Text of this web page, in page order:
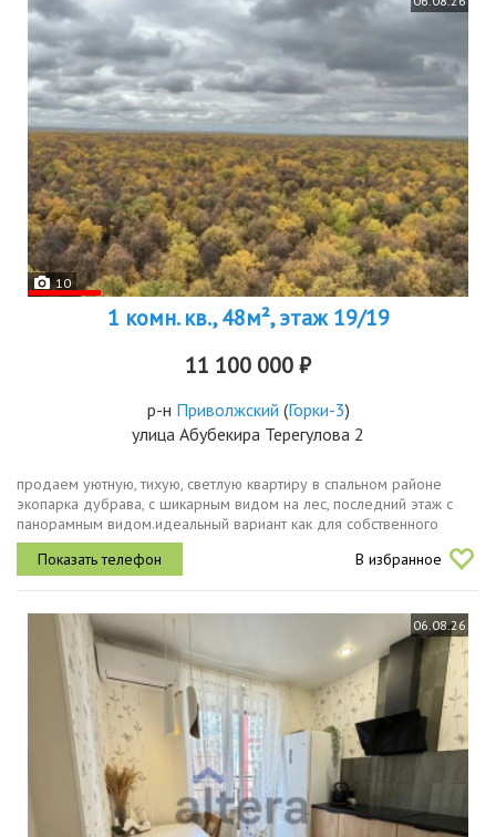
10
1 комн. кв., 48м², этаж 19/19
11 100 000 ₽
р-н Приволжский (Горки-3)
улица Абубекира Терегулова 2
продаем уютную, тихую, светлую квартиру в спальном районе
экопарка дубрава, с шикарным видом на лес, последний этаж с
панорамным видом.идеальный вариант как для собственного
проживания, так и для сдачи.основные характеристикиплощадь
48,2 м2этаж...
В избранное
06.08.26